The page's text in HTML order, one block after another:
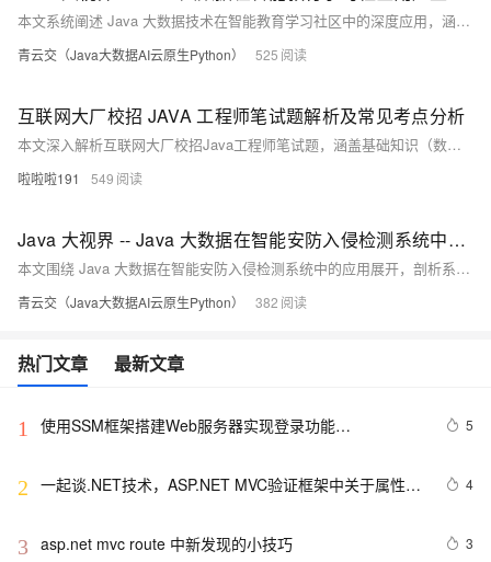
本文系统阐述 Java 大数据技术在智能教育学习社区中的深度应用，涵盖数据采集架构、核心分析算法、活跃度提升策略及前沿技术探索，为教育数字化转型提供完整技术解决方案。
青云交（Java大数据AI云原生Python） 525
互联网大厂校招 JAVA 工程师笔试题解析及常见考点分析
本文深入解析互联网大厂校招Java工程师笔试题，涵盖基础知识（数据类型、流程控制）、面向对象编程（类与对象、继承与多态）、数据结构与算法（数组、链表、排序算法）、异常处理、集合框架、Java 8+新特性（Lambda表达式、Stream API）、多线程与并发、IO与NIO、数据库操作（JDBC、ORM框架MyBatis）及Spring框架基础（IoC、DI、AOP）。通过技术方案讲解与实例演示，助你掌握核心考点，提升解题能力。
啦啦啦191 549
Java 大视界 -- Java 大数据在智能安防入侵检测系统中的多源数据融合与分析技术（171）
本文围绕 Java 大数据在智能安防入侵检测系统中的应用展开，剖析系统现状与挑战，阐释多源数据融合及分析技术，结合案例与代码给出实操方案，提升入侵检测效能。
青云交（Java大数据AI云原生Python） 382
热门文章 最新文章
1 使用SSM框架搭建Web服务器实现登录功能
5
2 一起谈.NET技术，ASP.NET MVC验证框架中关于属性标
4
3 asp.net mvc route 中新发现的小技巧 3